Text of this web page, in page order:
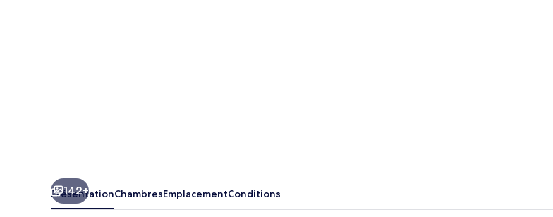
142+
PrésentationChambresEmplacementConditions